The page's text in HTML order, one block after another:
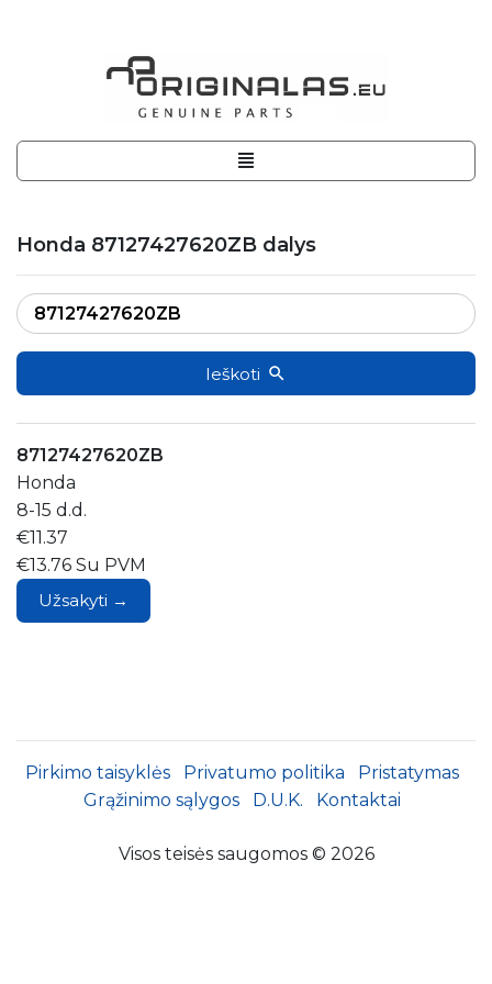
Honda 87127427620ZB dalys
Ieškoti
87127427620ZB
Honda
8-15 d.d.
€11.37
€13.76 Su PVM
Užsakyti →
Pirkimo taisyklės Privatumo politika
Pristatymas
Grąžinimo sąlygos
D.U.K. Kontaktai
Visos teisės saugomos © 2026